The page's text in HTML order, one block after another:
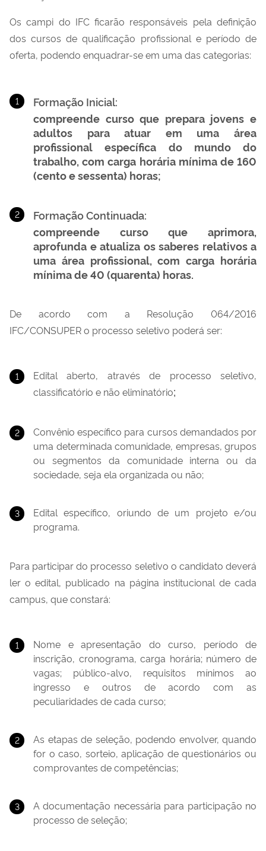
Os campi do IFC ficarão responsáveis pela definição
dos cursos de qualificação profissional e período de
oferta, podendo enquadrar-se em uma das categorias:
Formação Inicial:
compreende curso que prepara jovens e
adultos para atuar em uma área
profissional específica do mundo do
trabalho, com carga horária mínima de 160
(cento e sessenta) horas;
Formação Continuada:
compreende curso que aprimora,
aprofunda e atualiza os saberes relativos a
uma área profissional, com carga horária
mínima de 40 (quarenta) horas.
De acordo com a Resolução 064/2016
IFC/CONSUPER o processo seletivo poderá ser:
Edital aberto, através de processo seletivo,
classificatório e não eliminatório;
Convênio específico para cursos demandados por
uma determinada comunidade, empresas, grupos
ou segmentos da comunidade interna ou da
sociedade, seja ela organizada ou não;
Edital específico, oriundo de um projeto e/ou
programa.
Para participar do processo seletivo o candidato deverá
ler o edital, publicado na página institucional de cada
campus, que constará:
Nome e apresentação do curso, período de
inscrição, cronograma, carga horária; número de
vagas; público-alvo, requisitos mínimos ao
ingresso e outros de acordo com as
peculiaridades de cada curso;
As etapas de seleção, podendo envolver, quando
for o caso, sorteio, aplicação de questionários ou
comprovantes de competências;
A documentação necessária para participação no
processo de seleção;